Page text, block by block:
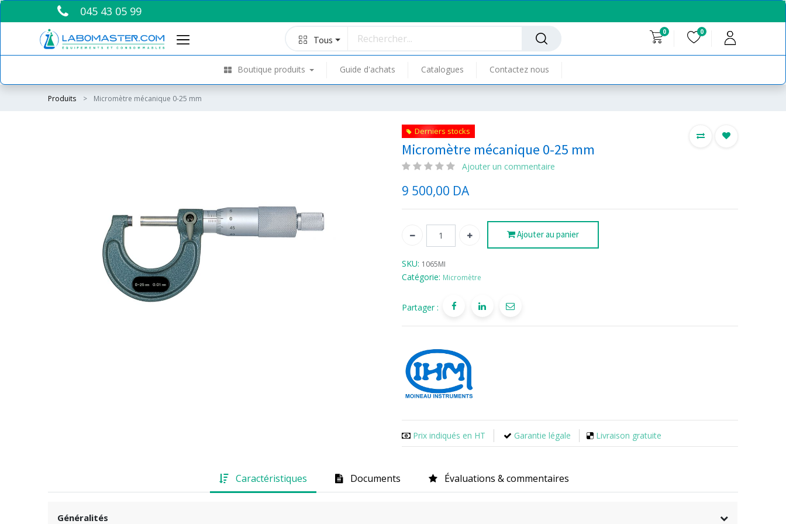
045 43 05 99
Tous
0 0
Boutique produits Guide d'achats Catalogues Contactez nous
Produits Micromètre mécanique 0-25 mm
Derniers stocks
Micromètre mécanique 0-25 mm
Ajouter un commentaire
9 500,00 DA
Ajouter au panier
SKU: 1065MI
Catégorie: Micromètre
Partager :
Prix indiqués en HT Garantie légale Livraison gratuite
Caractéristiques Documents Évaluations & commentaires
Généralités